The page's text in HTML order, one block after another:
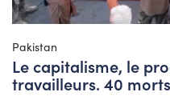
Pakistan
Le capitalisme, le
travailleurs. 40